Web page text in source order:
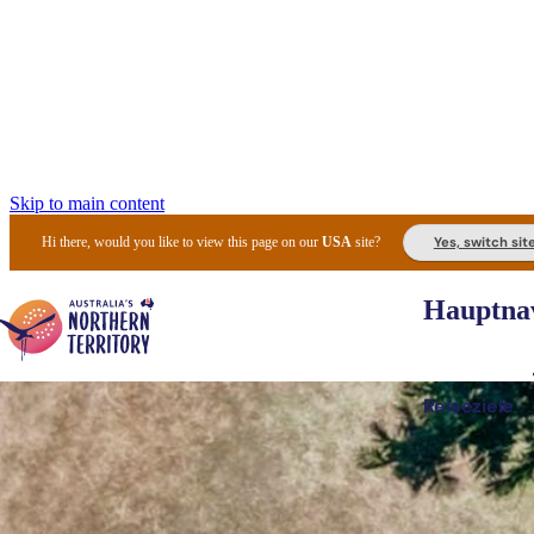
Skip to main content
Hi there, would you like to view this page on ourUSA site? Yes, switch
Reiseziele